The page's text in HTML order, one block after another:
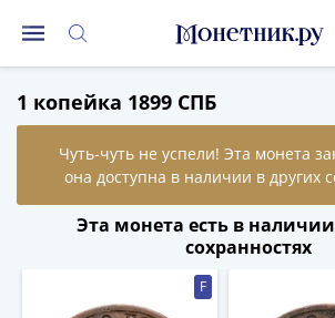
Монеты
Российской
Федерации
Регулярные
выпуски
1 копейка 1899 СПБ
Эта монета есть в
сохранностях
F